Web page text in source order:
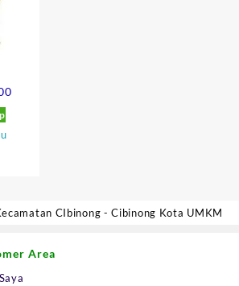
Harga
CIbinong - Cibinong Kota UMKM
Area